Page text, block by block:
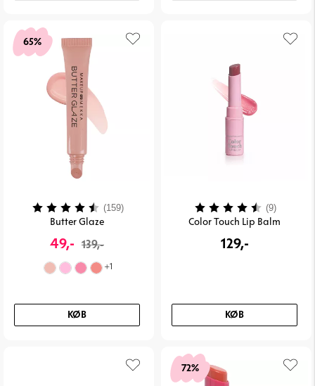
65%
Butter Glaze
49,- 139,-
+1
KØB
Vurdering: (159) 4.1 ud af 5 stjerner
Color Touch Lip Balm
129,-
KØB
Vurdering: (9)
72%